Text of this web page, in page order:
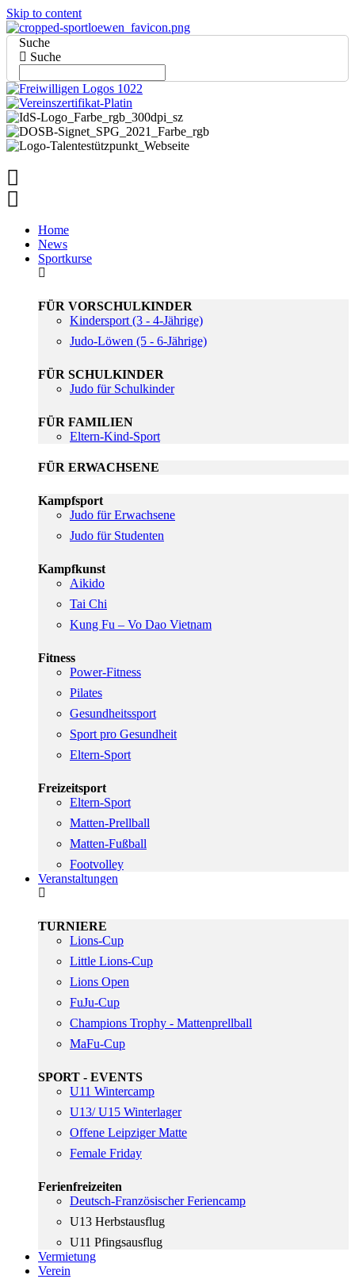
Skip to content
Suche
Suche
Home
News
Sportkurse
FÜR VORSCHULKINDER
Kindersport (3 - 4-Jährige)
Judo-Löwen (5 - 6-Jährige)
FÜR SCHULKINDER
Judo für Schulkinder
FÜR FAMILIEN
Eltern-Kind-Sport
FÜR ERWACHSENE
Kampfsport
Judo für Erwachsene
Judo für Studenten
Kampfkunst
Aikido
Tai Chi
Kung Fu – Vo Dao Vietnam
Fitness
Power-Fitness
Pilates
Gesundheitssport
Sport pro Gesundheit
Eltern-Sport
Freizeitsport
Eltern-Sport
Matten-Prellball
Matten-Fußball
Footvolley
Veranstaltungen
TURNIERE
Lions-Cup
Little Lions-Cup
Lions Open
FuJu-Cup
Champions Trophy - Mattenprellball
MaFu-Cup
SPORT - EVENTS
U11 Wintercamp
U13/ U15 Winterlager
Offene Leipziger Matte
Female Friday
Ferienfreizeiten
Deutsch-Französischer Feriencamp
U13 Herbstausflug
U11 Pfingsausflug
Vermietung
Verein